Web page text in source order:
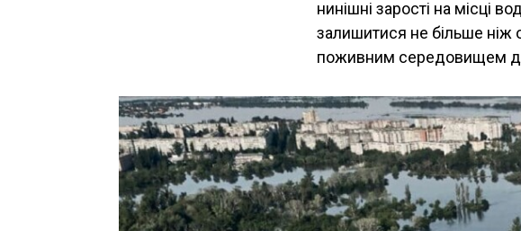
нинішні зарості на місці
залишитися не більше ніж
поживним середовищем